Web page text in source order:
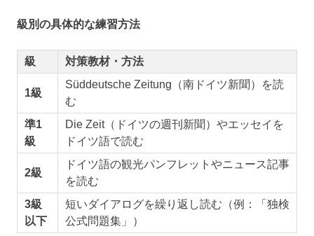
級別の具体的な練習方法
級 対策教材・方法
1級
Süddeutsche Zeitung（南ドイツ新聞）を読
む
準1
級
Die Zeit（ドイツの週刊新聞）やエッセイを
ドイツ語で読む
2級
ドイツ語の観光パンフレットやニュース記事
を読む
3級
以下
短いダイアログを繰り返し読む（例：「独検
公式問題集」）